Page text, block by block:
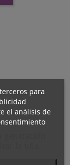
la uña.
para
el análisis de